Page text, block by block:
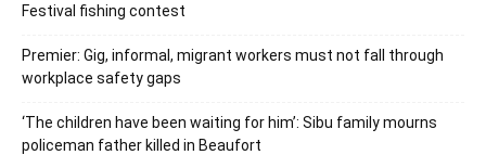
Festival fishing contest
Premier: Gig, informal, migrant workers must not fall through
workplace safety gaps
‘The children have been waiting for him’: Sibu family mourns
policeman father killed in Beaufort